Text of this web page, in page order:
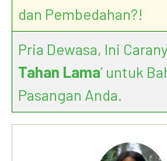
dan Pembedahan?!
Pria Dewasa, Ini
Tahan Lama’ untuk
Pasangan Anda.